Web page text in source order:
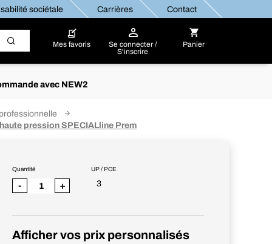
sociétale Carrières Contact
Mes favoris
Se connecter /
S'inscrire
Panier
avec NEW2
pression SPECIALline Prem
UP / PCE
3
Quantité
- +
Afficher vos prix personnalisés